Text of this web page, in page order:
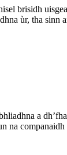
brisidh
ùr, tha sinn
a
na